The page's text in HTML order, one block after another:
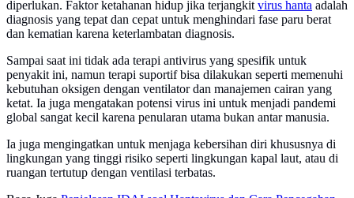
diperlukan. Faktor ketahanan hidup jika terjangkit virus hanta adalah
diagnosis yang tepat dan cepat untuk menghindari fase paru berat
dan kematian karena keterlambatan diagnosis.
Sampai saat ini tidak ada terapi antivirus yang spesifik untuk
penyakit ini, namun terapi suportif bisa dilakukan seperti memenuhi
kebutuhan oksigen dengan ventilator dan manajemen cairan yang
ketat. Ia juga mengatakan potensi virus ini untuk menjadi pandemi
global sangat kecil karena penularan utama bukan antar manusia.
Ia juga mengingatkan untuk menjaga kebersihan diri khususnya di
lingkungan yang tinggi risiko seperti lingkungan kapal laut, atau di
ruangan tertutup dengan ventilasi terbatas.